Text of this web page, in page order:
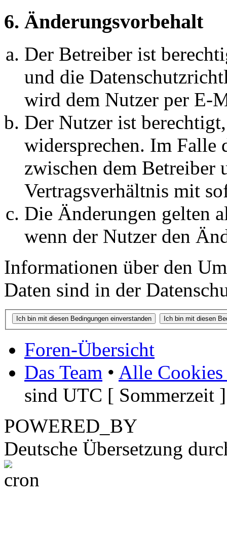
6. Änderungsvorbehalt
Der Betreiber ist
und die
wird dem Nutzer per E-
Der Nutzer ist
widersprechen. Im Falle
zwischen dem Betreiber
Vertragsverhältnis mit
Die Änderungen gelten
wenn der Nutzer den
Informationen über den
Daten sind in der
Foren-Übersicht
Das Team • Alle Cookies
sind UTC [ Sommerzeit ]
POWERED_BY
Deutsche Übersetzung